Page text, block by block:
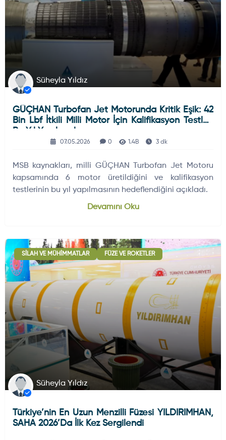
Süheyla Yıldız
GÜÇHAN Turbofan Jet Motorunda Kritik Eşik: 42
Bin Lbf İtkili Milli Motor İçin Kalifikasyon Testleri
Bu Yıl Yapılacak
07.05.2026 0 1.4B 3 dk
MSB kaynakları, milli GÜÇHAN Turbofan Jet Motoru
kapsamında 6 motor üretildiğini ve kalifikasyon
testlerinin bu yıl yapılmasının hedeflendiğini açıkladı.
Devamını Oku
SILAH VE MÜHIMMATLAR FÜZE VE ROKETLER
Süheyla Yıldız
Türkiye’nin En Uzun Menzilli Füzesi YILDIRIMHAN,
SAHA 2026’da İlk Kez Sergilendi